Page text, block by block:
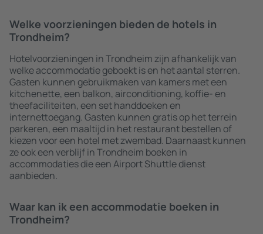
Welke voorzieningen bieden de hotels in
Trondheim?
Hotelvoorzieningen in Trondheim zijn afhankelijk van
welke accommodatie geboekt is en het aantal sterren.
Gasten kunnen gebruikmaken van kamers met een
kitchenette, een balkon, airconditioning, koffie- en
theefaciliteiten, een set handdoeken en
internettoegang. Gasten kunnen gratis op het terrein
parkeren, een maaltijd in het restaurant bestellen of
kiezen voor een hotel met zwembad. Daarnaast kunnen
ze ook een verblijf in Trondheim boeken in
accommodaties die een Airport Shuttle dienst
aanbieden.
Waar kan ik een accommodatie boeken in
Trondheim?